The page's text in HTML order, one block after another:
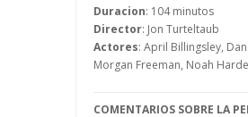
y acuden a una despedida de
la cual tanto el futuro
alguno de sus amigos
problemas debido a una
Duracion: 104 minutos
Director: Jon Turteltaub
Actores: April Billingsley,
Morgan Freeman, Noah
COMENTARIOS SOBRE LA